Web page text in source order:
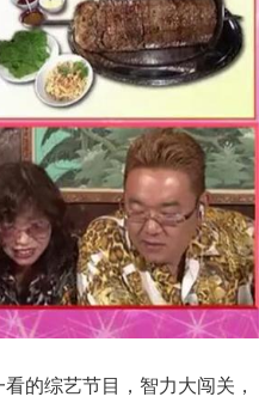
的综艺节目，智力大闯关，